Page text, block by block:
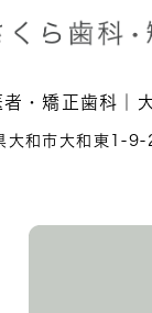
・矯正歯科｜
和市大和東1-9-